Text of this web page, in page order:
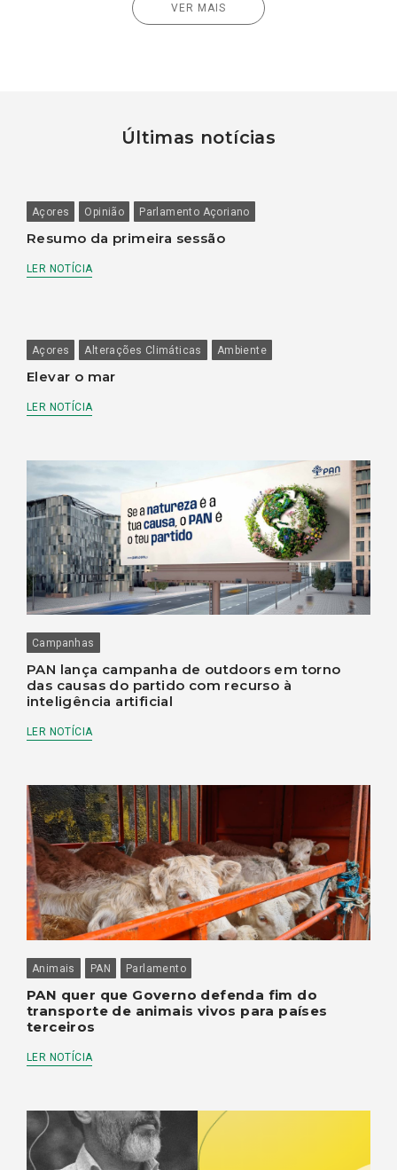
VER MAIS
Últimas notícias
Açores Opinião Parlamento Açoriano
Resumo da primeira sessão
LER NOTÍCIA
Açores Alterações Climáticas Ambiente
Elevar o mar
LER NOTÍCIA
Campanhas
PAN lança campanha de outdoors em torno
das causas do partido com recurso à
inteligência artificial
LER NOTÍCIA
Animais PAN Parlamento
PAN quer que Governo defenda fim do
transporte de animais vivos para países
terceiros
LER NOTÍCIA